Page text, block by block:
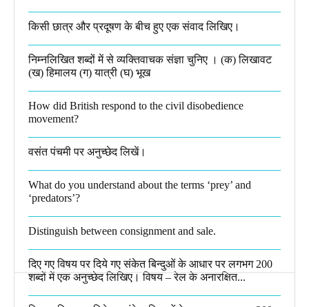
किसी छात्र और प्रदूषण के बीच हुए एक संवाद लिखिए।​
निम्नलिखित शब्दों में से व्यक्तिवाचक संज्ञा चुनिए । (क) लिखावट
(ख) हिमालय (ग) यात्री (घ) भूख​
How did British respond to the civil disobedience
movement?
वसंत पंचमी पर अनुच्छेद लिखें।
What do you understand about the terms ‘prey’ and
‘predators’?​
Distinguish between consignment and sale.
दिए गए विषय पर दिये गए संकेत बिन्दुओं के आधार पर लगभग 200
शब्दों में एक अनुच्छेद लिखिए। विषय – रेल के अनारक्षित...